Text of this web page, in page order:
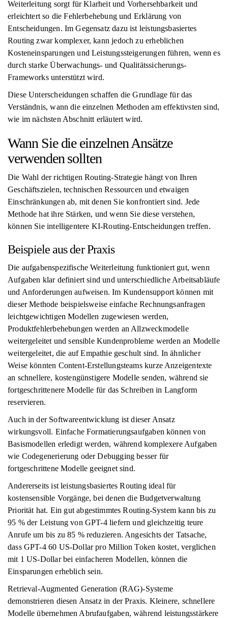
Weiterleitung sorgt für Klarheit und Vorhersehbarkeit und
erleichtert so die Fehlerbehebung und Erklärung von
Entscheidungen. Im Gegensatz dazu ist leistungsbasiertes
Routing zwar komplexer, kann jedoch zu erheblichen
Kosteneinsparungen und Leistungssteigerungen führen, wenn es
durch starke Überwachungs- und Qualitätssicherungs-
Frameworks unterstützt wird.
Diese Unterscheidungen schaffen die Grundlage für das
Verständnis, wann die einzelnen Methoden am effektivsten sind,
wie im nächsten Abschnitt erläutert wird.
Wann Sie die einzelnen Ansätze
verwenden sollten
Die Wahl der richtigen Routing-Strategie hängt von Ihren
Geschäftszielen, technischen Ressourcen und etwaigen
Einschränkungen ab, mit denen Sie konfrontiert sind. Jede
Methode hat ihre Stärken, und wenn Sie diese verstehen,
können Sie intelligentere KI-Routing-Entscheidungen treffen.
Beispiele aus der Praxis
Die aufgabenspezifische Weiterleitung funktioniert gut, wenn
Aufgaben klar definiert sind und unterschiedliche Arbeitsabläufe
und Anforderungen aufweisen. Im Kundensupport können mit
dieser Methode beispielsweise einfache Rechnungsanfragen
leichtgewichtigen Modellen zugewiesen werden,
Produktfehlerbehebungen werden an Allzweckmodelle
weitergeleitet und sensible Kundenprobleme werden an Modelle
weitergeleitet, die auf Empathie geschult sind. In ähnlicher
Weise könnten Content-Erstellungsteams kurze Anzeigentexte
an schnellere, kostengünstigere Modelle senden, während sie
fortgeschrittenere Modelle für das Schreiben in Langform
reservieren.
Auch in der Softwareentwicklung ist dieser Ansatz
wirkungsvoll. Einfache Formatierungsaufgaben können von
Basismodellen erledigt werden, während komplexere Aufgaben
wie Codegenerierung oder Debugging besser für
fortgeschrittene Modelle geeignet sind.
Andererseits ist leistungsbasiertes Routing ideal für
kostensensible Vorgänge, bei denen die Budgetverwaltung
Priorität hat. Ein gut abgestimmtes Routing-System kann bis zu
95 % der Leistung von GPT-4 liefern und gleichzeitig teure
Anrufe um bis zu 85 % reduzieren. Angesichts der Tatsache,
dass GPT-4 60 US-Dollar pro Million Token kostet, verglichen
mit 1 US-Dollar bei einfacheren Modellen, können die
Einsparungen erheblich sein.
Retrieval-Augmented Generation (RAG)-Systeme
demonstrieren diesen Ansatz in der Praxis. Kleinere, schnellere
Modelle übernehmen Abrufaufgaben, während leistungsstärkere